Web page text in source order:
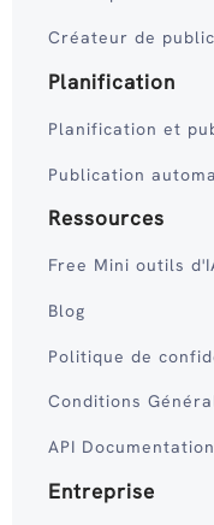
Créateur de
Planification
Planification et
Publication
Ressources
Free Mini outils
Blog
Politique de
Conditions
API Documentation
Entreprise